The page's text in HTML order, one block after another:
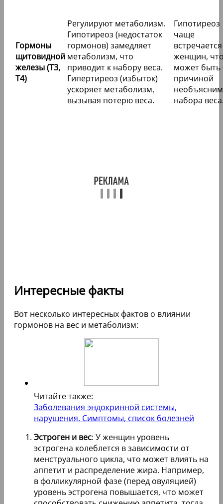
Гормоны
щитовидной
железы (Т3,
Т4)
Регулируют метаболизм.
Гипотиреоз (недостаток
гормонов) замедляет
метаболизм, что
приводит к набору веса.
Гипертиреоз (избыток)
ускоряет метаболизм,
вызывая потерю веса.
Гипотиреоз
чаще
женщин,
может быть
причиной
набора
Интересные факты
Вот несколько интересных фактов о влиянии
гормонов на вес и метаболизм:
Читайте также:
Заболевания эндокринной системы,
нарушения. Симптомы, список болезней
Эстроген и вес: У женщин уровень
эстрогена колеблется в зависимости от
менструального цикла, что может влиять на
аппетит и распределение жира. Например,
в фолликулярной фазе (перед овуляцией)
уровень эстрогена повышается, что может